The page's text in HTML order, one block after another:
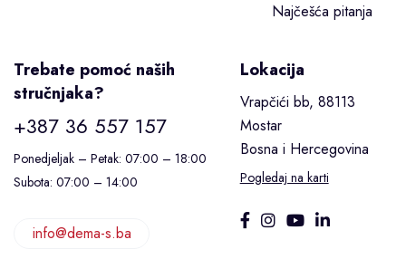
Najčešća pitanja
Trebate pomoć naših
stručnjaka?
+387 36 557 157
Ponedjeljak – Petak: 07:00 – 18:00
Subota: 07:00 – 14:00
info@dema-s.ba
Lokacija
Vrapčići bb, 88113
Mostar
Bosna i Hercegovina
Pogledaj na karti